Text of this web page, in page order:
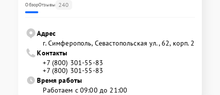
ОбзорОтзывы 240
Адрес
г. Симферополь, Севастопольская ул., 62, корп. 2
Контакты
+7 (800) 301-55-83
+7 (800) 301-55-83
Время работы
Работаем с 09:00 до 21:00